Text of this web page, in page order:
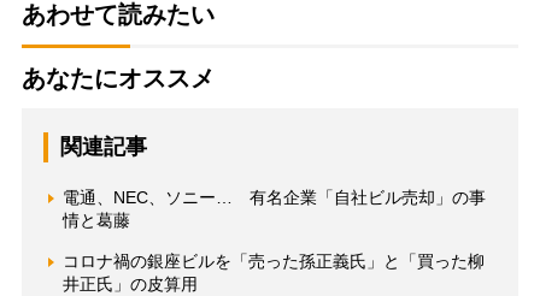
あわせて読みたい
あなたにオススメ
関連記事
電通、NEC、ソニー… 有名企業「自社ビル売却」の事
情と葛藤
コロナ禍の銀座ビルを「売った孫正義氏」と「買った柳
井正氏」の皮算用